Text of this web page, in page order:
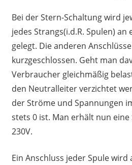
Bei der Stern-Schaltung wird
jedes Strangs(i.d.R. Spulen) an
gelegt. Die anderen
kurzgeschlossen. Geht man
Verbraucher gleichmäßig
den Neutralleiter verzichtet
der Ströme und Spannungen
stets 0 ist. Man erhält nun
230V.
Ein Anschluss jeder Spule wird